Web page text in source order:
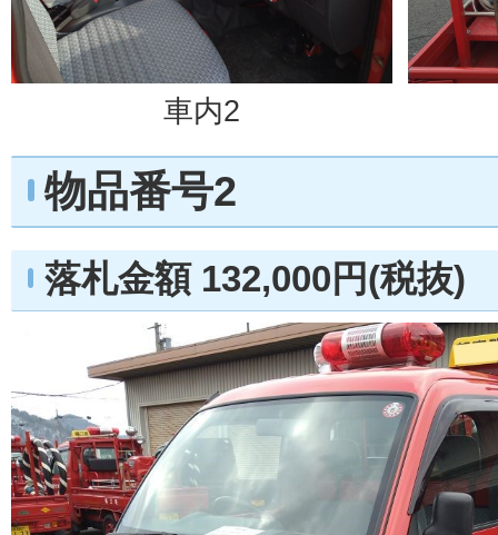
車内2
物品番号2
落札金額 132,000円(税抜)